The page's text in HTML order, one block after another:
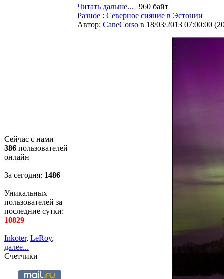
Сейчас с нами
386 пользователей
онлайн
За сегодня: 1486
Уникальных
пользователей за
последние сутки:
10829
Inkoter, LeRoy,
далее...
Счетчики
Читать дальше... | 960 байт
Разное : Северное сияние в Эстонии
Автор: CaneCorso в 18/03/2013 07:00:00 (